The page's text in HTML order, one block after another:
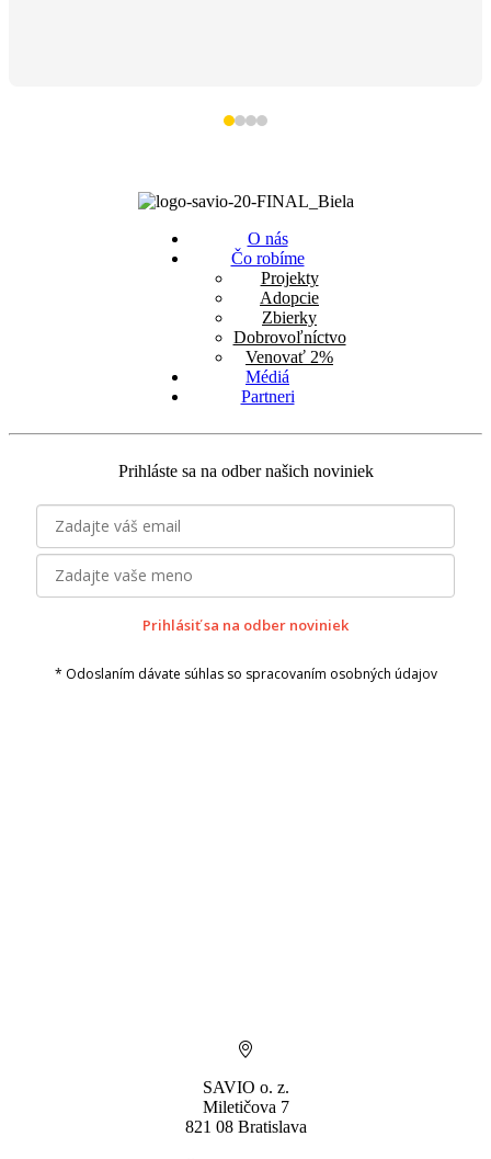
O nás
Čo robíme
Projekty
Adopcie
Zbierky
Dobrovoľníctvo
Venovať 2%
Médiá
Partneri
Prihláste sa na odber našich noviniek
Prihlásiť sa na odber noviniek
* Odoslaním dávate súhlas so spracovaním osobných údajov
SAVIO o. z.
Miletičova 7
821 08 Bratislava